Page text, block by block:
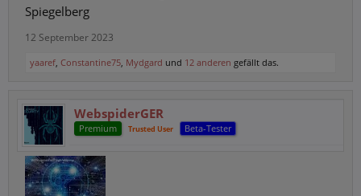
Spiegelberg
12 September 2023
yaaref, Constantine75, Mydgard und 12 anderen gefällt das.
WebspiderGER
Premium Trusted User Beta-Tester